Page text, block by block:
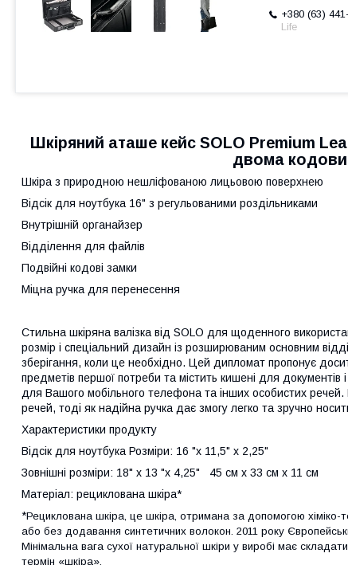
+380 (63)
Life
Шкіряний аташе кейс SOLO Premium
двома
Шкіра з природною нешліфованою лицьовою поверхнею
Відсік для ноутбука 16" з регульованими роздільниками
Внутрішній органайзер
Відділення для файлів
Подвійні кодові замки
Міцна ручка для перенесення
Стильна шкіряна валізка від SOLO для щоденного
розмір і спеціальний дизайн із розширюваним основним
зберігання, коли це необхідно. Цей дипломат пропонує
предметів першої потреби та містить кишені для документів
для Вашого мобільного телефона та інших особистих
речей, тоді як надійна ручка дає змогу легко та зручно
Характеристики продукту
Відсік для ноутбука Розміри: 16 "х 11,5" х 2,25"
Зовнішні розміри: 18" х 13 "х 4,25" 45 см х 33 см х 11 см
Матеріал: рециклована шкіра*
*Рециклована шкіра, це шкіра, отримана за допомогою
або без додавання синтетичних волокон. 2011 року
Мінімальна вага сухої натуральної шкіри у виробі має
термін «шкіра».